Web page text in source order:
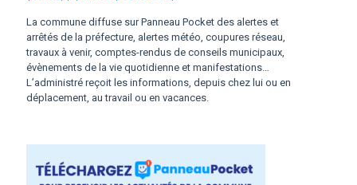
La commune diffuse sur Panneau Pocket des alertes et
arrêtés de la préfecture, alertes météo, coupures réseau,
travaux à venir, comptes-rendus de conseils municipaux,
évènements de la vie quotidienne et manifestations…
L’administré reçoit les informations, depuis chez lui ou en
déplacement, au travail ou en vacances.